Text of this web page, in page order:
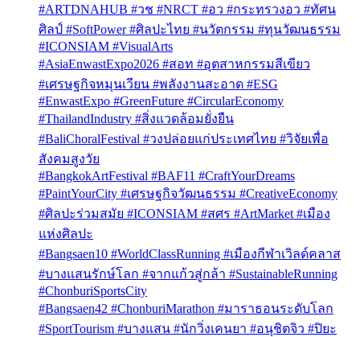
#ARTDNAHUB #วช #NRCT #อว #กระทรวงอว #ทัศน
ศิลป์ #SoftPower #ศิลปะไทย #นวัตกรรม #ทุนวัฒนธรรม
#ICONSIAM #VisualArts
#AsiaEnwastExpo2026 #สอท #อุตสาหกรรมสีเขียว
#เศรษฐกิจหมุนเวียน #พลังงานสะอาด #ESG
#EnwastExpo #GreenFuture #CircularEconomy
#ThailandIndustry #สิ่งแวดล้อมยั่งยืน
#BaliChoralFestival #วงปล่อยแก่ประเทศไทย #วิจัยเพื่อ
สังคมสูงวัย
#BangkokArtFestival #BAF11 #CraftYourDreams
#PaintYourCity #เศรษฐกิจวัฒนธรรม #CreativeEconomy
#ศิลปะร่วมสมัย #ICONSIAM #สศร #ArtMarket #เมือง
แห่งศิลปะ
#Bangsaen10 #WorldClassRunning #เมืองกีฬาเวิลด์คลาส
#บางแสนรักษ์โลก #จากแก้วสู่กล้า #SustainableRunning
#ChonburiSportsCity
#Bangsaen42 #ChonburiMarathon #มาราธอนระดับโลก
#SportTourism #บางแสน #นักวิ่งเคนยา #อนุชิตจิว #ปิยะ